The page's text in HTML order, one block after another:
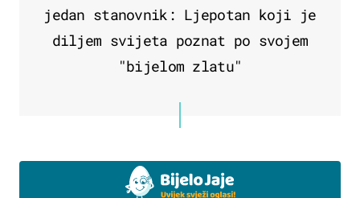
jedan stanovnik: Ljepotan koji je
diljem svijeta poznat po svojem
"bijelom zlatu"